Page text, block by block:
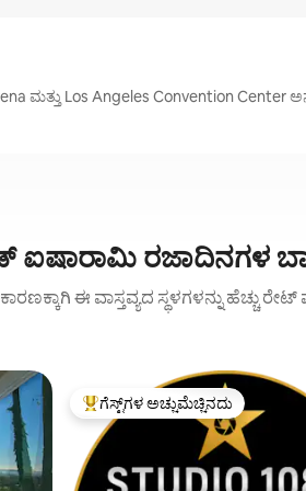
ಮತ್ತು Los Angeles Convention Center
ಐಷಾರಾಮಿ ರಜಾದಿನಗಳ
ಕಾರಣಕ್ಕಾಗಿ ಈ ವಾಸ್ತವ್ಯದ ಸ್ಥಳಗಳನ್ನು ಹೆಚ್ಚು
ಗೆಸ್ಟ್‌ಗಳಿಗೆ ಅತಿ ಹೆಚ್ಚು ಅಚ್ಚುಮೆಚ್ಚಿನದು
ಗೆಸ್ಟ್‌ಗಳ ಅಚ್ಚುಮೆಚ್ಚಿನದು